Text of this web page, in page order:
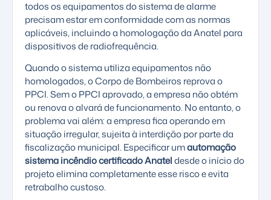
todos os equipamentos do sistema de alarme
precisam estar em conformidade com as normas
aplicáveis, incluindo a homologação da Anatel para
dispositivos de radiofrequência.
Quando o sistema utiliza equipamentos não
homologados, o Corpo de Bombeiros reprova o
PPCI. Sem o PPCI aprovado, a empresa não obtém
ou renova o alvará de funcionamento. No entanto, o
problema vai além: a empresa fica operando em
situação irregular, sujeita à interdição por parte da
fiscalização municipal. Especificar umautomação
sistema incêndio certificado Anateldesde o início do
projeto elimina completamente esse risco e evita
retrabalho custoso.